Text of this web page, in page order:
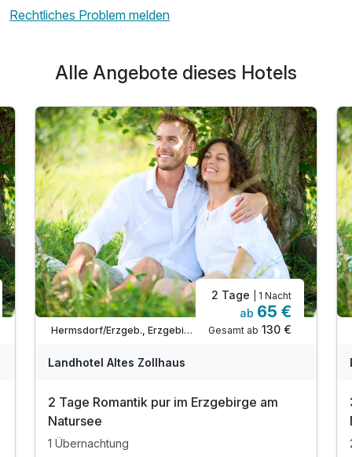
Rechtliches Problem melden
Alle Angebote dieses Hotels
Hermsdorf/Erzgeb., Erzgebirge
2 Tage | 1 Nacht
ab 65 €
Gesamt ab 130 €
Landhotel Altes Zollhaus
2 Tage Romantik pur im Erzgebirge am
Natursee
1 Übernachtung